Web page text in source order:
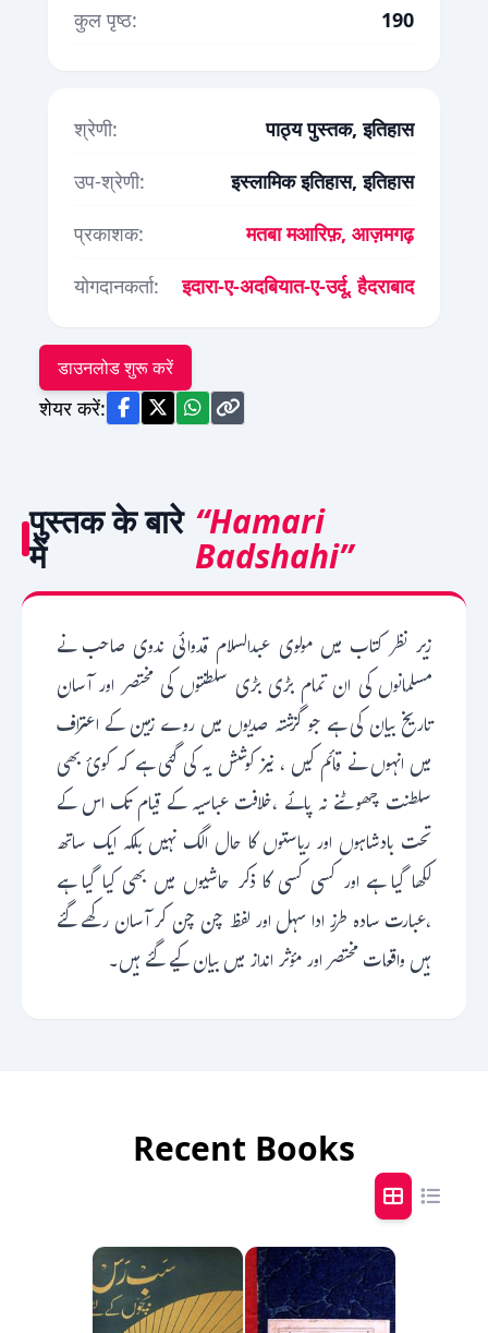
कुल पृष्ठ: 190
श्रेणी:
पाठ्य पुस्तक, इतिहास
उप-श्रेणी:
इस्लामिक इतिहास, इतिहास
प्रकाशक:
मतबा मआरिफ़, आज़मगढ़
योगदानकर्ता:
इदारा-ए-अदबियात-ए-उर्दू, हैदराबाद
डाउनलोड शुरू करें
शेयर करें:
पुस्तक के बारे
में
“Hamari
Badshahi”
زیر نظر کتاب میں مولوی عبدالسلام قدوائی ندوی صاحب نے
مسلمانوں کی ان تمام بڑی بڑی سلطنتوں کی مختصر اور آسان
تاریخ بیان کی ہے جو گزشتہ صدیوں میں روے زمین کے اعتراف
میں انہوں نے قائم کیں ، نیز کوشش یہ کی گئی ہے کہ کوئ بھی
سلطنت چھوٹنے نہ پائے ،خلافت عباسیہ کے قیام تک اس کے
تحت بادشاہوں اور ریاستوں کا حال الگ نہیں بلکہ ایک ساتھ
لکھا گیا ہے اور کسی کسی کا ذکر حاشیوں میں بھی کیا گیا ہے
،عبارت سادہ طرزِ ادا سہل اور لفظ چن چن کر آسان رکھے گئے
ہیں واقعات مختصر اور مؤثر انداز میں بیان کیے گئے ہیں۔
Recent Books